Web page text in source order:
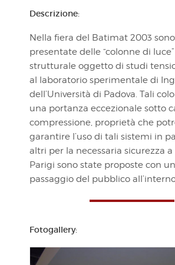
Descrizione:
Nella fiera del Batimat 2003
presentate delle “colonne di
strutturale oggetto di studi
al laboratorio sperimentale di
dell’Università di Padova. Tali
una portanza eccezionale sotto
compressione, proprietà che
garantire l’uso di tali sistemi in
altri per la necessaria sicurezza
Parigi sono state proposte con
passaggio del pubblico
Fotogallery: